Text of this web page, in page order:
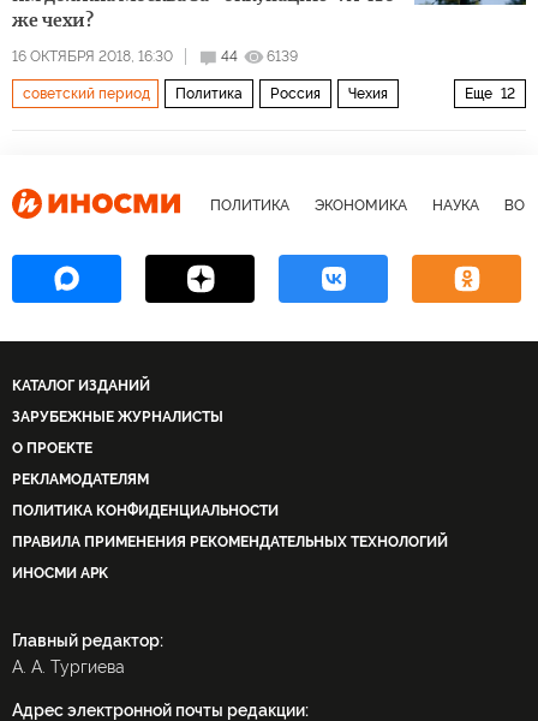
же чехи?
16 ОКТЯБРЯ 2018, 16:30 44 6139
Еще 12
советский период Политика Россия Чехия
пропаганда оккупация
российское влияние выплаты
ПОЛИТИКА ЭКОНОМИКА НАУКА
КАТАЛОГ ИЗДАНИЙ
ЗАРУБЕЖНЫЕ ЖУРНАЛИСТЫ
О ПРОЕКТЕ
РЕКЛАМОДАТЕЛЯМ
ПОЛИТИКА КОНФИДЕНЦИАЛЬНОСТИ
ПРАВИЛА ПРИМЕНЕНИЯ РЕКОМЕНДАТЕЛЬНЫХ ТЕХНОЛОГИЙ
ИНОСМИ APK
Главный редактор:
А. А. Тургиева
Адрес электронной почты редакции: